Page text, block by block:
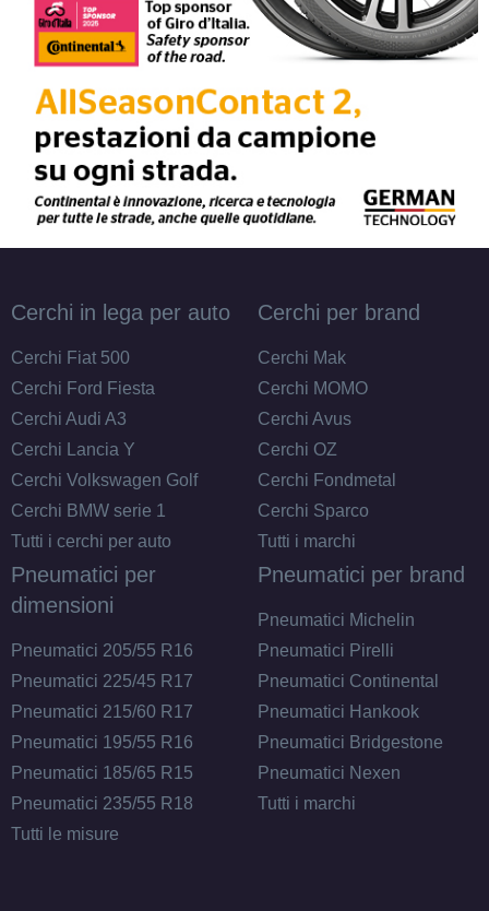
215/70 R16 100H M+S
Disponibile
215/65 R16 98H M+S
Cerchi in lega per auto
Cerchi Fiat 500
Cerchi Ford Fiesta
Cerchi Audi A3
Cerchi Lancia Y
Cerchi Volkswagen Golf
Cerchi BMW serie 1
Tutti i cerchi per auto
Cerchi per brand
Cerchi Mak
Cerchi MOMO
Cerchi Avus
Cerchi OZ
Cerchi Fondmetal
Cerchi Sparco
Tutti i marchi
Pneumatici per
dimensioni
Pneumatici 205/55 R16
Pneumatici 225/45 R17
Pneumatici 215/60 R17
Pneumatici 195/55 R16
Pneumatici 185/65 R15
Pneumatici 235/55 R18
Tutti le misure
Pneumatici per brand
Pneumatici Michelin
Pneumatici Pirelli
Pneumatici Continental
Pneumatici Hankook
Pneumatici Bridgestone
Pneumatici Nexen
Tutti i marchi